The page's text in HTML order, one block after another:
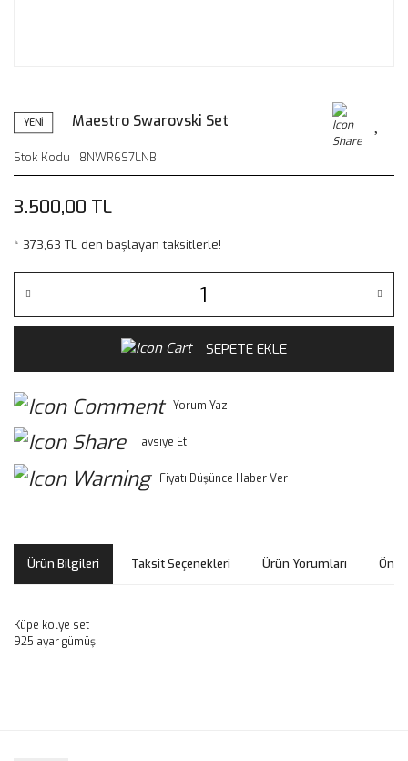
YENİ Maestro Swarovski Set
Stok Kodu 8NWR6S7LNB
3.500,00 TL
* 373,63 TL den başlayan taksitlerle!
SEPETE EKLE
Yorum Yaz
Tavsiye Et
Fiyatı Düşünce Haber Ver
Ürün Bilgileri Taksit Seçenekleri Ürün Yorumları
Küpe kolye set
925 ayar gümüş